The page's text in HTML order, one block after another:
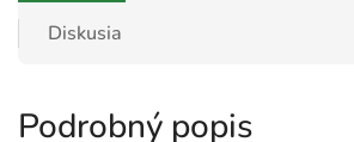
Diskusia
Podrobný popis